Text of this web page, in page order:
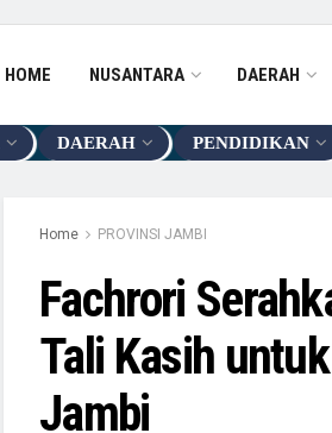
HOME NUSANTARA DAERAH
DAERAH PENDIDIKAN
Home PROVINSI JAMBI
Fachrori
Tali Kasih
Jambi